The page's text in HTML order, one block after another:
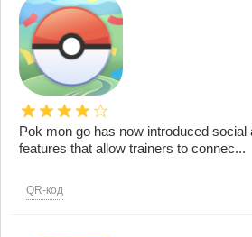
Pok mon go has now introduced social
features that allow trainers to connec...
QR-код